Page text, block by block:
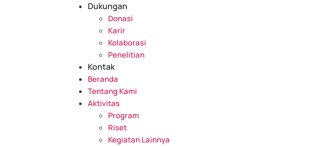
Dukungan
Donasi
Karir
Kolaborasi
Penelitian
Kontak
Beranda
Tentang Kami
Aktivitas
Program
Riset
Kegiatan Lainnya